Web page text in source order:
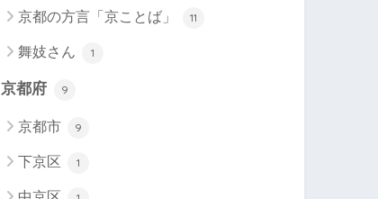
京都の方言「京ことば」 11
舞妓さん 1
京都府 9
京都市 9
下京区 1